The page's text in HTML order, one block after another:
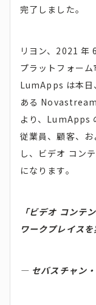
完了しました。
リヨン、2021 年
プラットフォー
LumApps は本日
ある
より、LumApps
従業員、顧客、
し、ビデオ コン
になります。
「ビデオ コンテ
ワークプレイス
— セバスチャン